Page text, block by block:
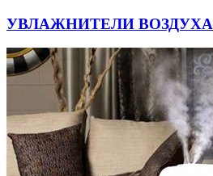
УВЛАЖНИТЕЛИ ВОЗДУХА